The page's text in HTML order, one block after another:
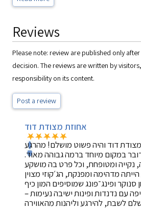
Reviews
Please note: review are published only
decision. The reviews are written by
responsibility on its content.
Post a review
אחוזת מצודת דוד
דוד והיה פשוט מושלם! מהרגע
במקום מיוחד ברמה גבוהה מאוד.
מדהימה ומפנקת, הג׳קוזי מצוין
ופינג־פונג שמוסיפים המון כיף
עם נדנדות ופינות ישיבה נעימות –